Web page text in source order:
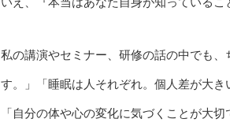
私の講演やセミナー、研修の話の中でも
す。」「睡眠は人それぞれ。個人差が大き
「自分の体や心の変化に気づくことが大切